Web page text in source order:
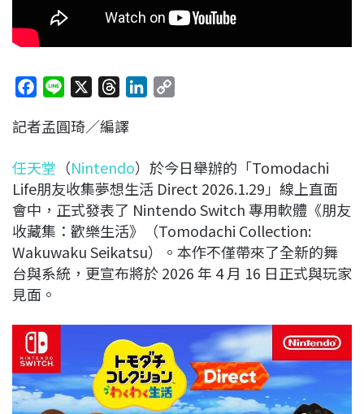
c
b
o
o
k
n
r
a
d
s
e
d
I
n
L
i
n
k
記者孟圓琦／編譯
任天堂 （Nintendo）於今日舉辦的「Tomodachi
Life朋友收集夢想生活 Direct 2026.1.29」線上直面
會中，正式發表了 Nintendo Switch 專用軟體《朋友
收藏集：歡樂生活》（Tomodachi Collection:
Wakuwaku Seikatsu）。本作不僅帶來了全新的舞
台與系統，更宣布將於 2026 年 4 月 16 日正式與玩家
見面。